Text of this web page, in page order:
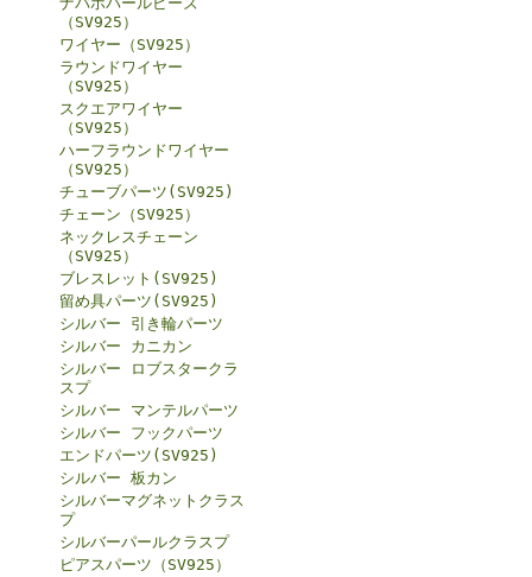
（SV925）
ワイヤー（SV925）
ラウンドワイヤー
（SV925）
スクエアワイヤー
（SV925）
ハーフラウンドワイヤー
（SV925）
チューブパーツ(SV925)
チェーン（SV925）
ネックレスチェーン
（SV925）
ブレスレット(SV925)
留め具パーツ(SV925)
シルバー 引き輪パーツ
シルバー カニカン
シルバー ロブスタークラ
スプ
シルバー マンテルパーツ
シルバー フックパーツ
エンドパーツ(SV925)
シルバー 板カン
シルバーマグネットクラス
プ
シルバーパールクラスプ
ピアスパーツ（SV925）